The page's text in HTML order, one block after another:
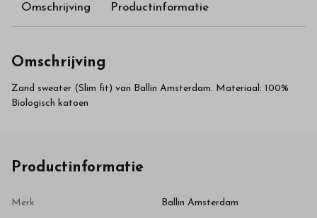
Omschrijving Productinformatie
Omschrijving
Zand sweater (Slim fit) van Ballin Amsterdam. Materiaal: 100%
Biologisch katoen
Productinformatie
Merk Ballin Amsterdam